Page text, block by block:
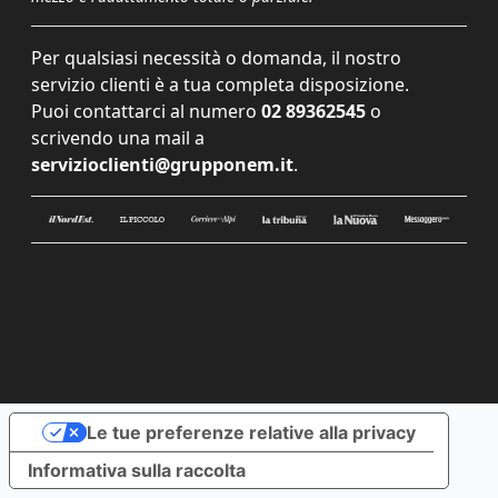
Per qualsiasi necessità o domanda, il nostro
servizio clienti è a tua completa disposizione.
Puoi contattarci al numero 02 89362545 o
scrivendo una mail a
servizioclienti@grupponem.it.
Informativa sulla raccolta
Le tue preferenze relative alla privacy